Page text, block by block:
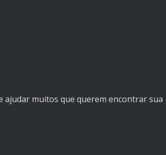
ajudar muitos que querem encontrar sua